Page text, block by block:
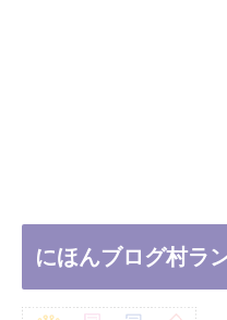
にほんブログ村ラ